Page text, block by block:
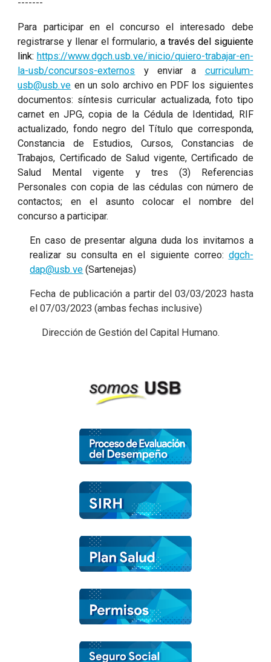
-------
Para participar en el concurso el interesado debe
registrarse y llenar el formulario, a través del siguiente
link: https://www.dgch.usb.ve/inicio/quiero-trabajar-en-
la-usb/concursos-externos y enviar a curriculum-
usb@usb.ve en un solo archivo en PDF los siguientes
documentos: síntesis curricular actualizada, foto tipo
carnet en JPG, copia de la Cédula de Identidad, RIF
actualizado, fondo negro del Título que corresponda,
Constancia de Estudios, Cursos, Constancias de
Trabajos, Certificado de Salud vigente, Certificado de
Salud Mental vigente y tres (3) Referencias
Personales con copia de las cédulas con número de
contactos; en el asunto colocar el nombre del
concurso a participar.
En caso de presentar alguna duda los invitamos a
realizar su consulta en el siguiente correo: dgch-
dap@usb.ve (Sartenejas)
Fecha de publicación a partir del 03/03/2023 hasta
el 07/03/2023 (ambas fechas inclusive)
Dirección de Gestión del Capital Humano.